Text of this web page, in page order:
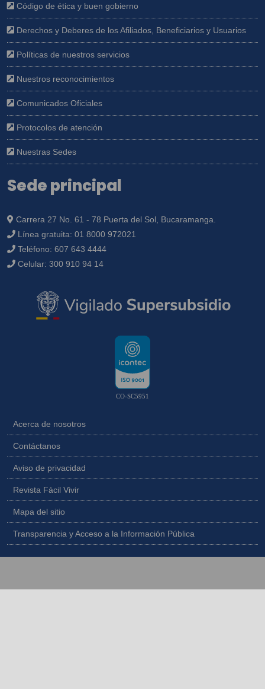
Código de ética y buen gobierno
Derechos y Deberes de los Afiliados, Beneficiarios y Usuarios
Políticas de nuestros servicios
Nuestros reconocimientos
Comunicados Oficiales
Protocolos de atención
Nuestras Sedes
Sede principal
Carrera 27 No. 61 - 78 Puerta del Sol, Bucaramanga.
Línea gratuita: 01 8000 972021
Teléfono: 607 643 4444
Celular: 300 910 94 14
CO-SC5951
Acerca de nosotros
Contáctanos
Aviso de privacidad
Revista Fácil Vivir
Mapa del sitio
Transparencia y Acceso a la Información Pública